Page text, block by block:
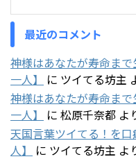
最近のコメント
神様はあなたが寿命ま
一人】
に ツイてる坊主
神様はあなたが寿命ま
一人】
に 松原千奈都 よ
天国言葉ツイてる！を
人】
に ツイてる坊主 よ